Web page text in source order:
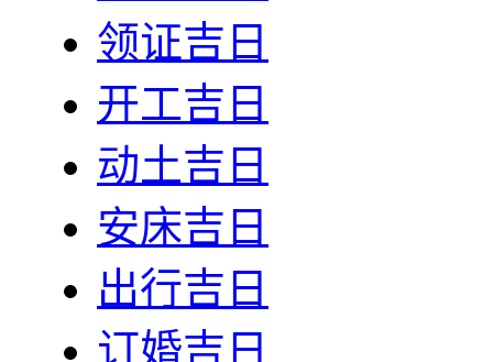
领证吉日
开工吉日
动土吉日
安床吉日
出行吉日
订婚吉日